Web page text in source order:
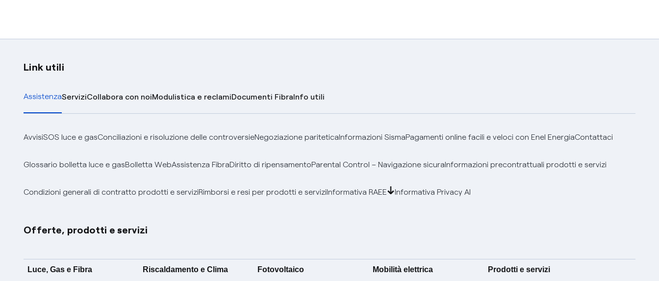
Link utili
AssistenzaServiziCollabora con noiModulistica e reclamiDocumenti FibraInfo utili
AvvisiSOS luce e gasConciliazioni e risoluzione delle controversieNegoziazione pariteticaInformazioni SismaPagamenti online facili e veloci con Enel EnergiaContattaci
Glossario bolletta luce e gasBolletta WebAssistenza FibraDiritto di ripensamentoParental Control – Navigazione sicuraInformazioni precontrattuali prodotti e servizi
Condizioni generali di contratto prodotti e serviziRimborsi e resi per prodotti e serviziInformativa RAEE Informativa Privacy AI
Offerte, prodotti e servizi
Luce, Gas e Fibra Riscaldamento e Clima Fotovoltaico Mobilità elettrica Prodotti e servizi